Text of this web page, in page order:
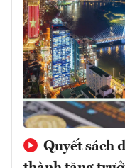
Quyết sách